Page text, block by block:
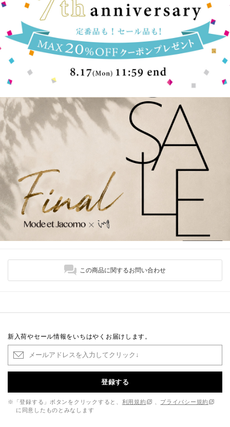
この商品に関するお問い合わせ
新入荷やセール情報をいちはやくお届けします。
登録する
※「登録する」ボタンをクリックすると、 利用規約
プライバシー規約
に同意したものとみなします